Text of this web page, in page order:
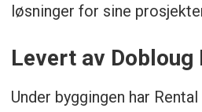
løsninger for sine
Levert av Dobloug
Under byggingen har